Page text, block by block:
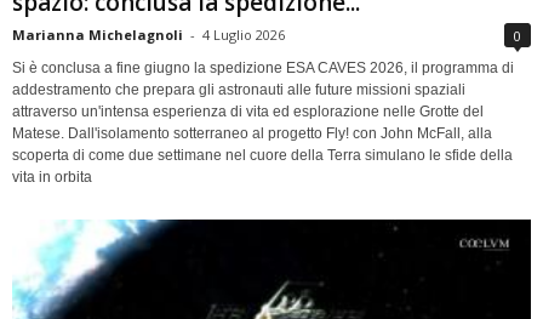
Marianna Michelagnoli - 4 Luglio 2026 0
Si è conclusa a fine giugno la spedizione ESA CAVES 2026, il programma di
addestramento che prepara gli astronauti alle future missioni spaziali
attraverso un'intensa esperienza di vita ed esplorazione nelle Grotte del
Matese. Dall'isolamento sotterraneo al progetto Fly! con John McFall, alla
scoperta di come due settimane nel cuore della Terra simulano le sfide della
vita in orbita